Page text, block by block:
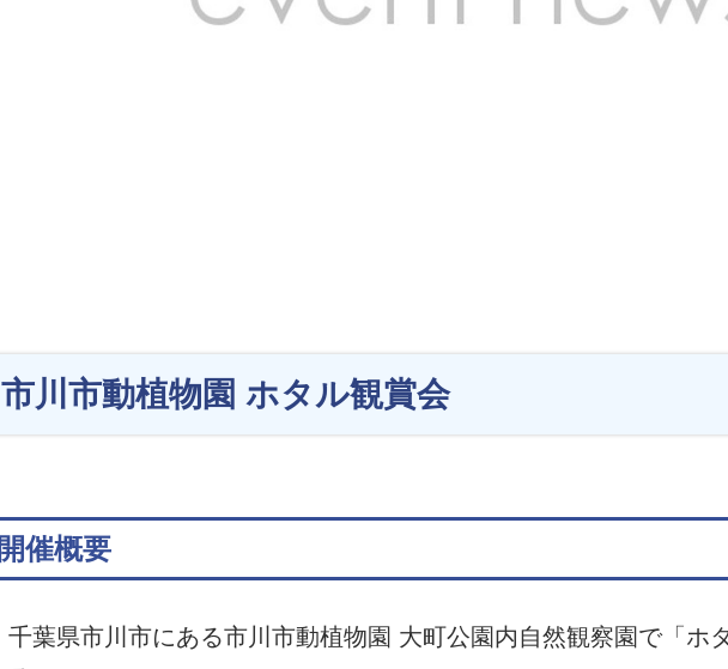
市川市動植物園 ホタル観賞会
開催概要
千葉県市川市にある市川市動植物園 大町公園内自然観察園で「ホ